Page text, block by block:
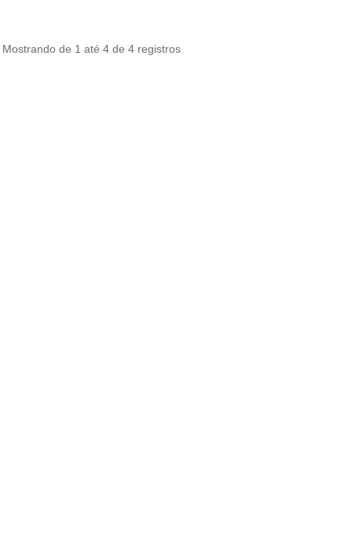
Mostrando de 1 até 4 de 4 registros